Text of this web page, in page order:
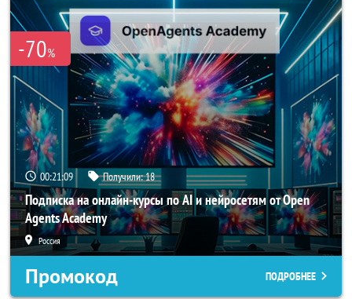
-70%
00:21:06 Получили:18
Подписка на онлайн-курсы по AI и нейросетям от Open
Agents Academy
Россия
Промокод ПОДРОБНЕЕ